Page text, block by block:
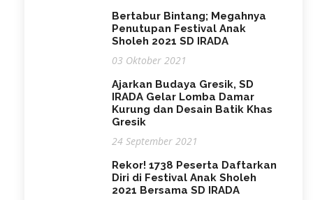
Bertabur Bintang; Megahnya
Penutupan Festival Anak
Sholeh 2021 SD IRADA
03 Oktober 2021
Ajarkan Budaya Gresik, SD
IRADA Gelar Lomba Damar
Kurung dan Desain Batik Khas
Gresik
24 September 2021
Rekor! 1738 Peserta Daftarkan
Diri di Festival Anak Sholeh
2021 Bersama SD IRADA